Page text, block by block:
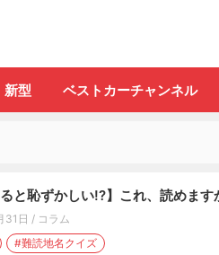
新型 ベストカーチャンネル
ると恥ずかしい!?】これ、読めま
31日 / コラム
#難読地名クイズ